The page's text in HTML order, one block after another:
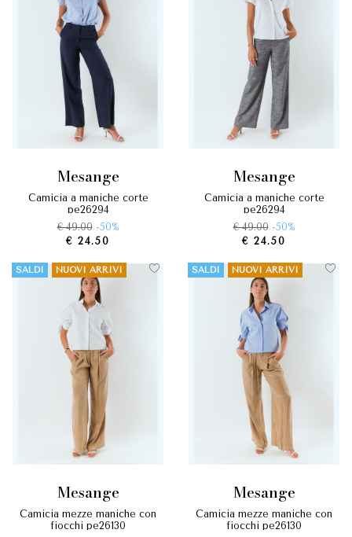
mesange
camicia a maniche corte
pe26294
€ 49.00 -50%
€ 24.50
mesange
camicia a maniche corte
pe26294
€ 49.00 -50%
€ 24.50
SALDI NUOVI ARRIVI
mesange
camicia mezze maniche con
fiocchi pe26130
SALDI NUOVI ARRIVI
mesange
camicia mezze maniche con
fiocchi pe26130